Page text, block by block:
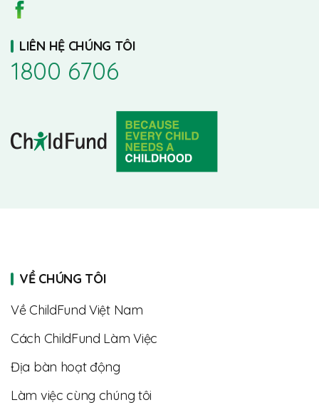
LIÊN HỆ CHÚNG TÔI
1800 6706
VỀ CHÚNG TÔI
Về ChildFund Việt Nam
Cách ChildFund Làm Việc
Địa bàn hoạt động
Làm việc cùng chúng tôi